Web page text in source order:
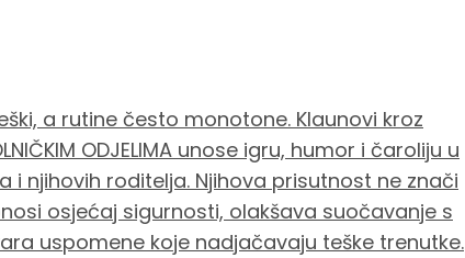
a rutine često monotone. Klaunovi kroz
ODJELIMA unose igru, humor i čaroliju u
i njihovih roditelja. Njihova prisutnost ne znači
osjećaj sigurnosti, olakšava suočavanje s
uspomene koje nadjačavaju teške trenutke.